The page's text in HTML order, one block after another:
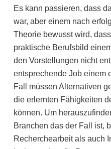
Es kann passieren, dass
war, aber einem nach
Theorie bewusst wird,
praktische Berufsbild
den Vorstellungen nicht
entsprechende Job einem
Fall müssen Alternativen
die erlernten Fähigkeiten
können. Um
Branchen das der Fall ist,
Recherchearbeit als auch